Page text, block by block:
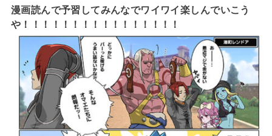
漫画読んで予習してみんなでワイワイ楽しんでいこう
や！！！！！！！！！！！！！！！！